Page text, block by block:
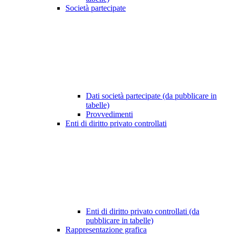
Società partecipate
Dati società partecipate (da pubblicare in
tabelle)
Provvedimenti
Enti di diritto privato controllati
Enti di diritto privato controllati (da
pubblicare in tabelle)
Rappresentazione grafica